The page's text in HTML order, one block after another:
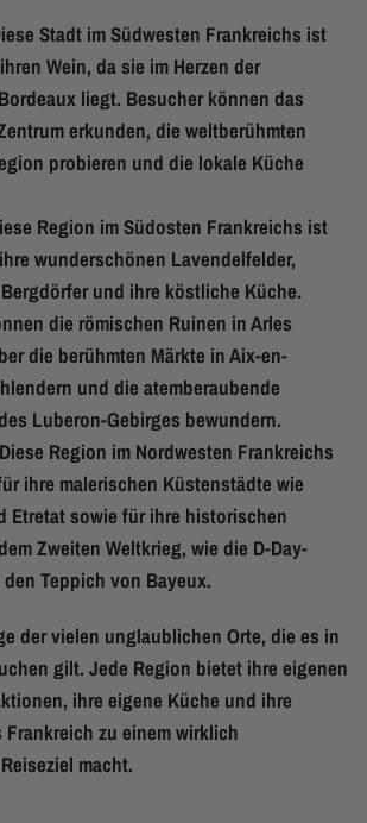
Stadt im Südwesten Frankreichs ist
Wein, da sie im Herzen der
liegt. Besucher können das
erkunden, die weltberühmten
probieren und die lokale Küche
Region im Südosten Frankreichs ist
wunderschönen Lavendelfelder,
und ihre köstliche Küche.
die römischen Ruinen in Arles
die berühmten Märkte in Aix-en-
und die atemberaubende
Luberon-Gebirges bewundern.
Region im Nordwesten Frankreichs
ihre malerischen Küstenstädte wie
Etretat sowie für ihre historischen
Zweiten Weltkrieg, wie die D-Day-
Teppich von Bayeux.
der vielen unglaublichen Orte, die es in
gilt. Jede Region bietet ihre eigenen
ihre eigene Küche und ihre
zu einem wirklich
macht.